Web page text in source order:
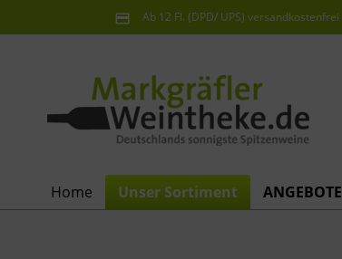
Ab 12 Fl. (DPD/ UPS) versandkostenfrei
Home Unser Sortiment ANGEBOTE